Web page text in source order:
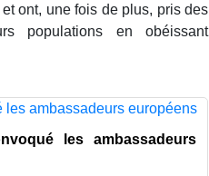
ont, une fois de plus, pris des
populations en obéissant
les ambassadeurs